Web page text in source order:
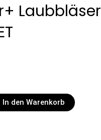
Laubbläser
In den Warenkorb